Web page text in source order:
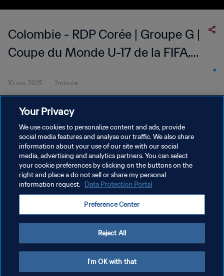
Colombie - RDP Corée | Groupe G |
Coupe du Monde U-17 de la FIFA,
Qatar 2025™ | Temps forts
10 nov. 2025 2minute
disputé à l’Aspire Zone, Doha le lundi 10 novembre à 16h30 (heure
locale).
POLITIQUE DE CONFIDENTIALITÉ
CONDITIONS D'UTILISATION
GÉRER VOS PRÉFÉRENCES SUR LES COOKIES
Copyright © 1994 - 2026 FIFA. Tous droits réservés.
Your Privacy
We use cookies to personalize content and ads, provide
social media features and analyse our traffic. We also share
information about your use of our site with our social
media, advertising and analytics partners. You can select
your cookie preferences by clicking on the buttons on the
right and place a do not sell or share my personal
information request. Data Protection Portal
Preference Center
Reject All
I'm OK with that